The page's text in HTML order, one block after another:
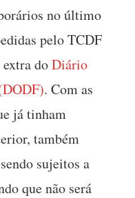
no último
pelo TCDF
doDiário
. Com as
já tinham
também
sujeitos a
que não será